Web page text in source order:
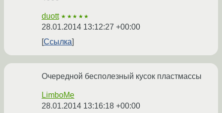
duott ★★★★★
28.01.2014 13:12:27 +00:00
Ссылка
Очередной бесполезный кусок пластмассы
LimboMe
28.01.2014 13:16:18 +00:00